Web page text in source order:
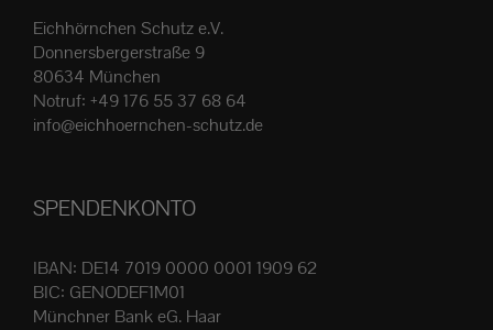
können
auf
der
Produktseite
Eichhörnchen Schutz e.V.
Donnersbergerstraße 9
80634 München
Notruf: +49 176 55 37 68 64
info@eichhoernchen-schutz.de
SPENDENKONTO
IBAN: DE14 7019 0000 0001 1909 62
BIC: GENODEF1M01
Münchner Bank eG. Haar